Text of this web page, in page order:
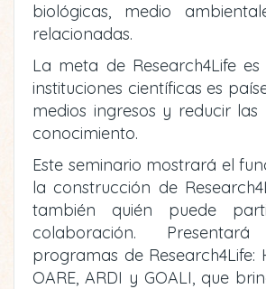
biológicas, medio
relacionadas.
La meta de Research4Life
instituciones científicas es
medios ingresos y reducir
conocimiento.
Este seminario mostrará el
la construcción de
también quién puede
colaboración.
programas de Research4Life:
OARE, ARDI y GOALI, que